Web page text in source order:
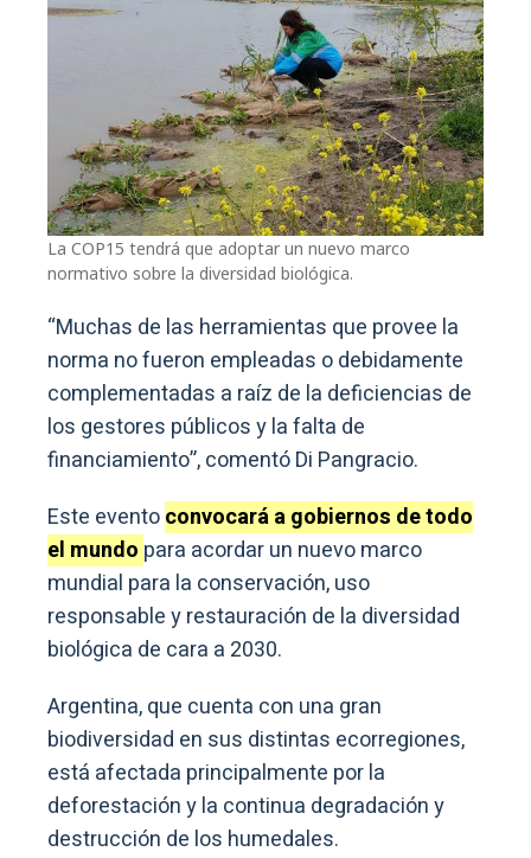
La COP15 tendrá que adoptar un nuevo marco
normativo sobre la diversidad biológica.
“Muchas de las herramientas que provee la
norma no fueron empleadas o debidamente
complementadas a raíz de la deficiencias de
los gestores públicos y la falta de
financiamiento”, comentó Di Pangracio.
Este eventoconvocará a gobiernos de todo
el mundo para acordar un nuevo marco
mundial para la conservación, uso
responsable y restauración de la diversidad
biológica de cara a 2030.
Argentina, que cuenta con una gran
biodiversidad en sus distintas ecorregiones,
está afectada principalmente por la
deforestación y la continua degradación y
destrucción de los humedales.